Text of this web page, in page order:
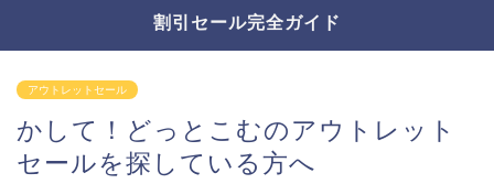
割引セール完全ガイド
アウトレットセール
かして！どっとこむのアウトレット
セールを探している方へ